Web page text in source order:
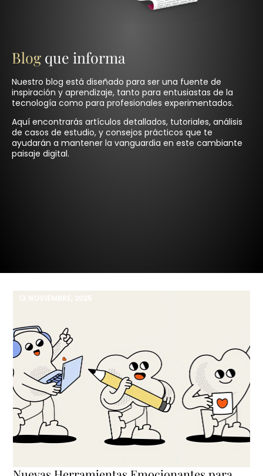
Blog que informa
Nuestro blog está diseñado para ser una fuente de
inspiración y aprendizaje, tanto para entusiastas de la
tecnología como para profesionales experimentados.
Aquí encontrarás artículos detallados, tutoriales, análisis
de casos de estudio, y consejos prácticos que te
ayudarán a mantener la vanguardia en este cambiante
paisaje digital.